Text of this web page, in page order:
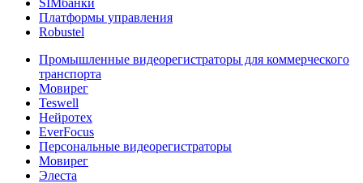
SIMбанки
Платформы управления
Robustel
Промышленные видеорегистраторы для коммерческого
транспорта
Мовирег
Teswell
Нейротех
EverFocus
Персональные видеорегистраторы
Мовирег
Элеста